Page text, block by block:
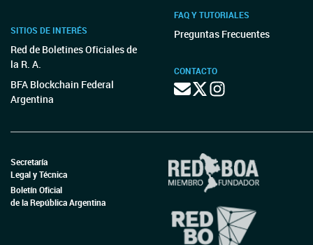
SITIOS DE INTERÉS
Red de Boletines Oficiales de
la R. A.
BFA Blockchain Federal
Argentina
FAQ Y TUTORIALES
Preguntas Frecuentes
CONTACTO
Secretaría
Legal y Técnica
Boletín Oficial
de la República Argentina